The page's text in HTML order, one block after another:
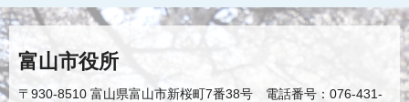
富山市役所
〒930-8510 富山県富山市新桜町7番38号 電話番号：076-431-